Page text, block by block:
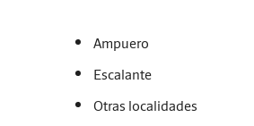
Ampuero
Escalante
Otras localidades